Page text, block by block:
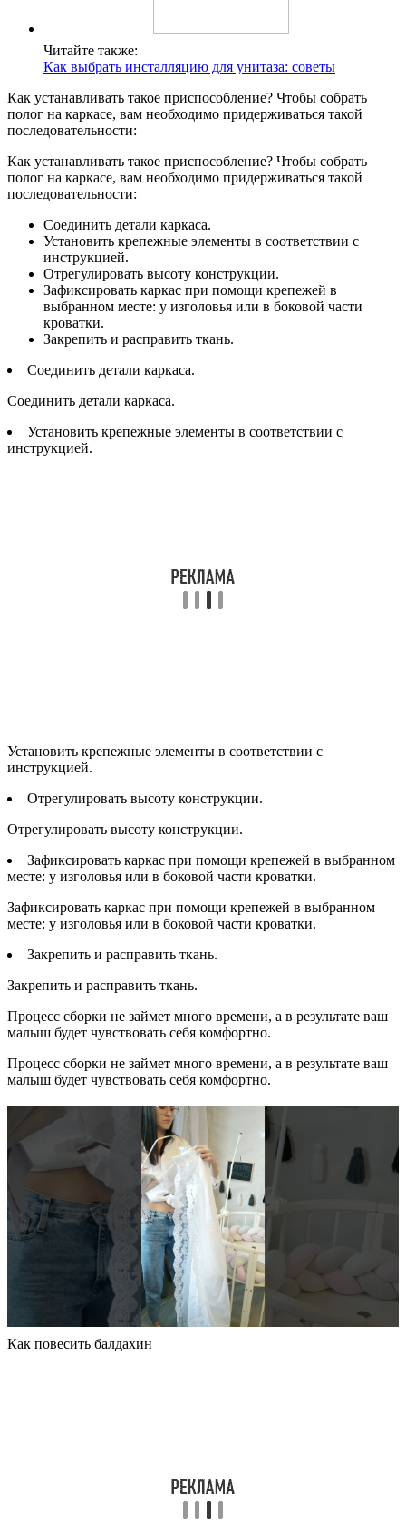
Читайте также:
Как выбрать инсталляцию для унитаза: советы
Как устанавливать такое приспособление? Чтобы собрать
полог на каркасе, вам необходимо придерживаться такой
последовательности:
Как устанавливать такое приспособление? Чтобы собрать
полог на каркасе, вам необходимо придерживаться такой
последовательности:
Соединить детали каркаса.
Установить крепежные элементы в соответствии с
инструкцией.
Отрегулировать высоту конструкции.
Зафиксировать каркас при помощи крепежей в
выбранном месте: у изголовья или в боковой части
кроватки.
Закрепить и расправить ткань.
Соединить детали каркаса.
Соединить детали каркаса.
Установить крепежные элементы в соответствии с
инструкцией.
Установить крепежные элементы в соответствии с
инструкцией.
Отрегулировать высоту конструкции.
Отрегулировать высоту конструкции.
Зафиксировать каркас при помощи крепежей в выбранном
месте: у изголовья или в боковой части кроватки.
Зафиксировать каркас при помощи крепежей в выбранном
месте: у изголовья или в боковой части кроватки.
Закрепить и расправить ткань.
Закрепить и расправить ткань.
Процесс сборки не займет много времени, а в результате ваш
малыш будет чувствовать себя комфортно.
Процесс сборки не займет много времени, а в результате ваш
малыш будет чувствовать себя комфортно.
Как повесить балдахин